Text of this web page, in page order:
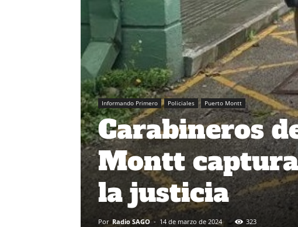
Informando Primero Policiales Puerto Montt
Carabineros
Montt
la justicia
Por Radio SAGO - 14 de marzo de 2024 323